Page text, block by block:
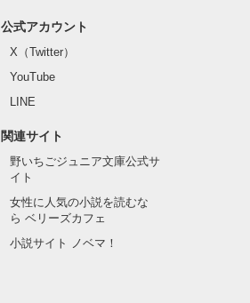
公式アカウント
X（Twitter）
YouTube
LINE
関連サイト
野いちごジュニア文庫公式サ
イト
女性に人気の小説を読むな
ら ベリーズカフェ
小説サイト ノベマ！